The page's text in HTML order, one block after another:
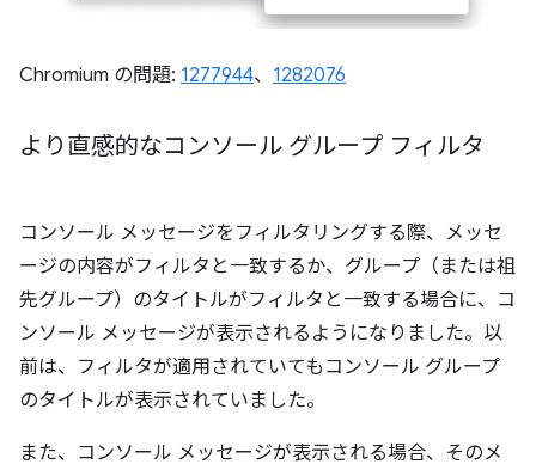
Chromium の問題: 1277944、 1282076
より直感的なコンソール グループ フィルタ
コンソール メッセージをフィルタリングする際、メッセ
ージの内容がフィルタと一致するか、グループ（または祖
先グループ）のタイトルがフィルタと一致する場合に、コ
ンソール メッセージが表示されるようになりました。以
前は、フィルタが適用されていてもコンソール グループ
のタイトルが表示されていました。
また、コンソール メッセージが表示される場合、そのメ